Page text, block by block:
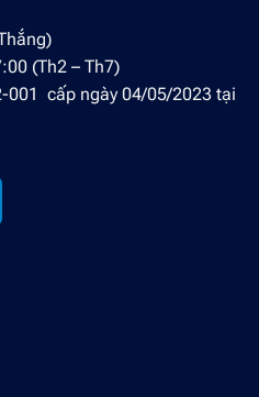
(Th2 – Th7)
001 cấp ngày 04/05/2023 tại